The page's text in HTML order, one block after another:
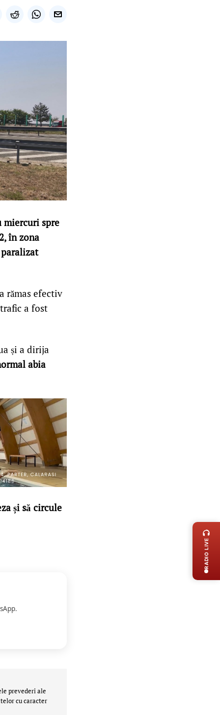
miercuri spre
în zona
rămas efectiv
a fost
și a dirija
abia
și să circule
prevederi ale
cu caracter
RADIO LIVE